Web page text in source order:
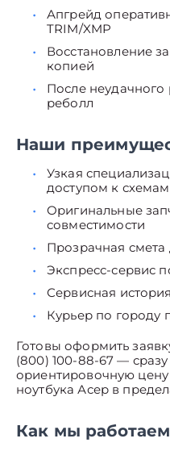
Апгрейд
TRIM/XMP
Восстановление
копией
После
реболл
Наши
Узкая
доступом к схемам
Оригинальные
совместимости
Прозрачная
Экспресс-сервис
Сервисная
Курьер по городу
Готовы оформить
(800) 100-88-67 —
ориентировочную
ноутбука Асер в
Как мы работаем